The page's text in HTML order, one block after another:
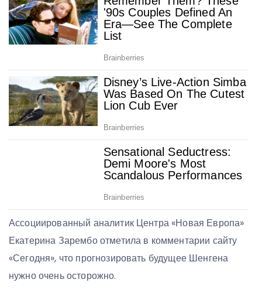
Ассоциированный аналитик Центра «Новая Европа»
Екатерина Зарембо отметила в комментарии сайту
«Сегодня», что прогнозировать будущее Шенгена
нужно очень осторожно.